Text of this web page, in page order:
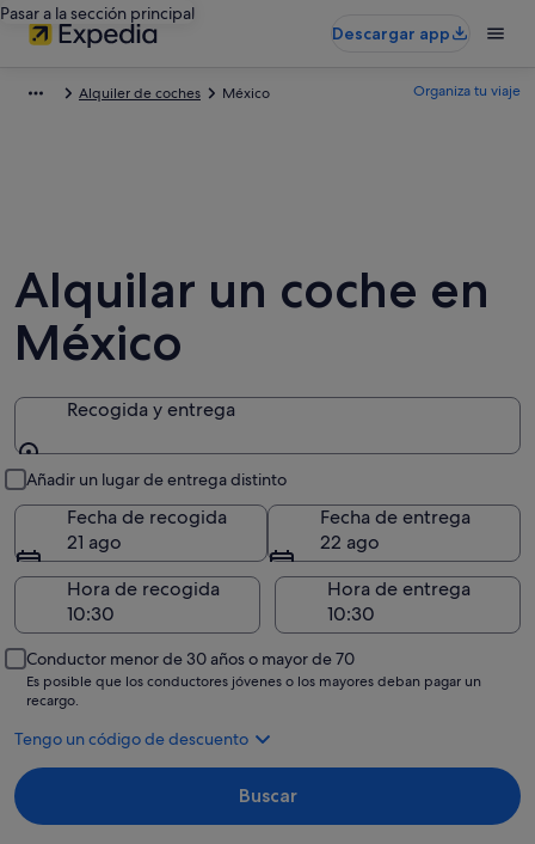
Pasar a la sección principal
Descargar app
Alquiler de coches México Organiza tu viaje
Alquilar un coche en
México
Recogida y entrega
Añadir un lugar de entrega distinto
Fecha de recogida
21 ago
Fecha de entrega
22 ago
Hora de recogida
Hora de entrega
Conductor menor de 30 años o mayor de 70
Es posible que los conductores jóvenes o los mayores deban pagar un
recargo.
Tengo un código de descuento
Buscar